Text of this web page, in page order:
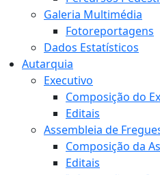
Galeria Multimédia
Fotoreportagens
Dados Estatísticos
Autarquia
Executivo
Composição do
Editais
Assembleia de
Composição da
Editais